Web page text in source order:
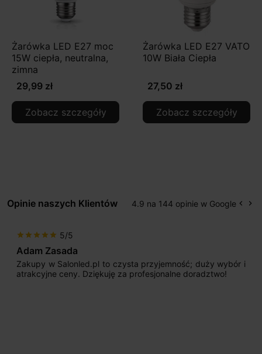
Żarówka LED E27 moc
15W ciepła, neutralna,
zimna
29,99 zł
Zobacz szczegóły
Żarówka LED E27 VATO
10W Biała Ciepła
27,50 zł
Zobacz szczegóły
Opinie naszych Klientów 4.9 na 144 opinie w Google keyboard_arrow_left keyboard_arrow_right
przyjemność; duży wybór i
doradztwo!
Jestem bardzo
początku uderzyło mnie